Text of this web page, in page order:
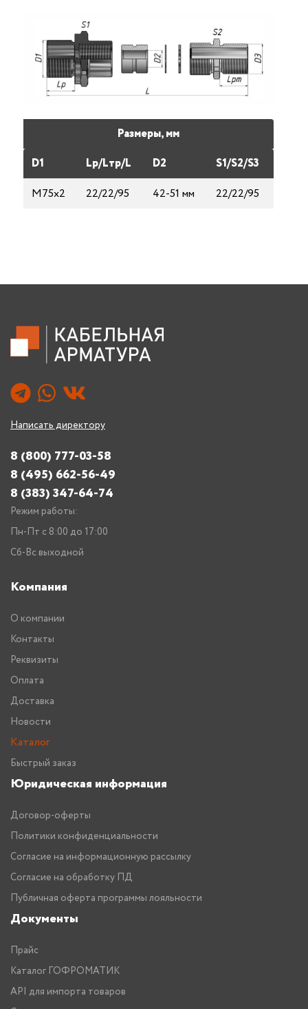
Размеры, мм
D1
Lp/Lтp/L D2
S1/S2/S3
М75х2
22/22/95 42-51 мм 22/22/95
Написать директору
8 (800) 777-03-58
8 (495) 662-56-49
8 (383) 347-64-74
Режим работы:
Пн-Пт с 8:00 до 17:00
Сб-Вс выходной
Компания
О компании
Контакты
Реквизиты
Оплата
Доставка
Новости
Каталог
Быстрый заказ
Юридическая информация
Договор-оферты
Политики конфиденциальности
Согласие на информационную рассылку
Согласие на обработку ПД
Публичная оферта программы лояльности
Документы
Прайс
Каталог ГОФРОМАТИК
API для импорта товаров